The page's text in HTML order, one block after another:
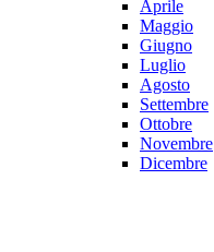
Aprile
Maggio
Giugno
Luglio
Agosto
Settembre
Ottobre
Novembre
Dicembre